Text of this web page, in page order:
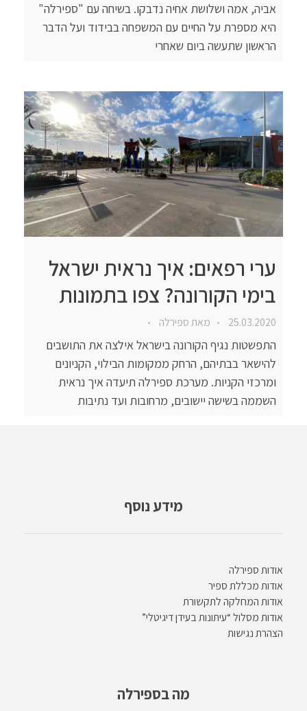
אביה, אמה ושלושת אחיה נדבקו. בשיחה עם "ספירלה"
היא מספרת על החיים עם המשפחה בבידוד ועל הדבר
הראשון שתעשה ביום שאחרי
ערי רפאים: איך נראית ישראל
בימי הקורונה? צפו בתמונות
25.03.2020 מאתספירלה
התפשטות נגיף הקורונה בישראל אילצה את התושבים
להישאר בבתיהם, הרחק ממקומות הבילוי, הקניונים
ומרכזי הקניות. מערכת ספירלה תיעדה איך נראית
השממה בשישה יישובים, מרחובות ועד נתיבות
מידע נוסף
אודות ספירלה
אודות מכללת ספיר
אודות המחלקה לתקשורת
אודות מסלול “עיתונות בעידן דיגיטלי”
הצהרת נגישות
מה בספירלה